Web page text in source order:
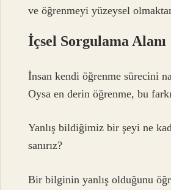
ve öğrenmeyi yüzeysel
İçsel Sorgulama Alanı
İnsan kendi öğrenme sürecini
Oysa en derin öğrenme, bu
Yanlış bildiğimiz bir şeyi ne
sanırız?
Bir bilginin yanlış olduğunu